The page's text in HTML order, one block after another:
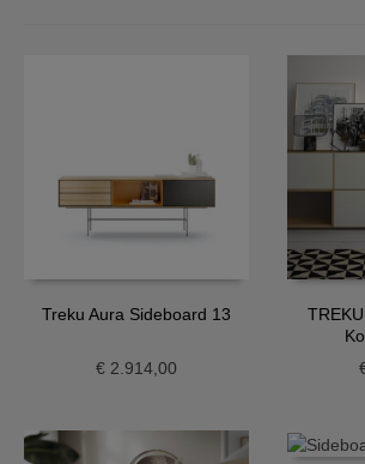
Treku Aura Sideboard 13
€2.914,00